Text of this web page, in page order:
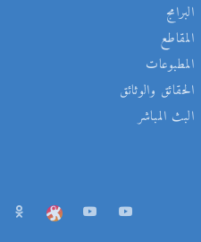
البرامج
المقاطع
المطبوعات
الحقائق والوثائق
البث المباشر